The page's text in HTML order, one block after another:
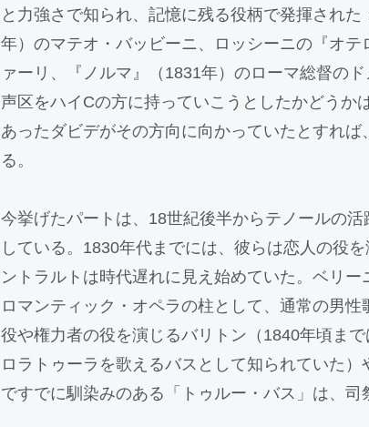
と力強さで知られ、記憶に残る役柄で発揮され
年）のマテオ・バッビーニ、ロッシーニの『オ
ァーリ、『ノルマ』（1831年）のローマ総督の
声区をハイCの方に持っていこうとしたかどうか
あったダビデがその方向に向かっていたとすれ
る。
今挙げたパートは、18世紀後半からテノールの
している。1830年代までには、彼らは恋人の役
ントラルトは時代遅れに見え始めていた。ベリー
ロマンティック・オペラの柱として、通常の男
役や権力者の役を演じるバリトン（1840年頃ま
ロラトゥーラを歌えるバスとして知られていた
ですでに馴染みのある「トゥルー・バス」は、司